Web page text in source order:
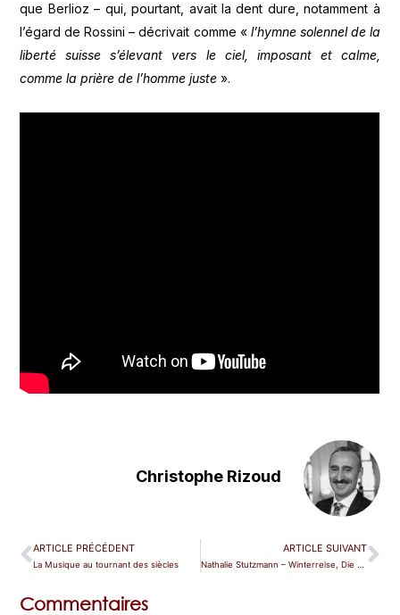
que Berlioz – qui, pourtant, avait la dent dure, notamment à
l’égard de Rossini – décrivait comme « l’hymne solennel de la
liberté suisse s’élevant vers le ciel, imposant et calme,
comme la prière de l’homme juste ».
Christophe Rizoud
ARTICLE PRÉCÉDENT
La Musique au tournant des siècles
ARTICLE SUIVANT
Commentaires